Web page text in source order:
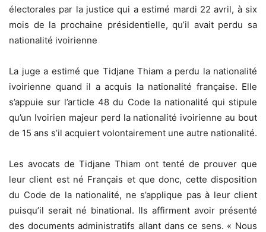
électorales par la justice qui a estimé mardi 22 avril, à six
mois de la prochaine présidentielle, qu’il avait perdu sa
nationalité ivoirienne
La juge a estimé que Tidjane Thiam a perdu la nationalité
ivoirienne quand il a acquis la nationalité française. Elle
s’appuie sur l’article 48 du Code la nationalité qui stipule
qu’un Ivoirien majeur perd la nationalité ivoirienne au bout
de 15 ans s’il acquiert volontairement une autre nationalité.
Les avocats de Tidjane Thiam ont tenté de prouver que
leur client est né Français et que donc, cette disposition
du Code de la nationalité, ne s’applique pas à leur client
puisqu’il serait né binational. Ils affirment avoir présenté
des documents administratifs allant dans ce sens. « Nous